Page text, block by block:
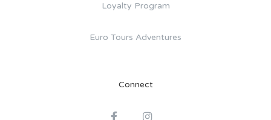
Loyalty Program
Euro Tours Adventures
Connect